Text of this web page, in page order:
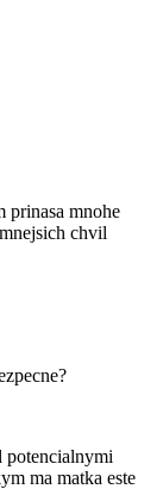
prinasa mnohe
chvil
potencialnymi
ma matka este